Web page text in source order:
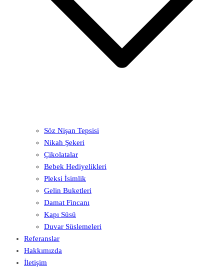
Söz Nişan Tepsisi
Nikah Şekeri
Çikolatalar
Bebek Hediyelikleri
Pleksi İsimlik
Gelin Buketleri
Damat Fincanı
Kapı Süsü
Duvar Süslemeleri
Referanslar
Hakkımızda
İletişim